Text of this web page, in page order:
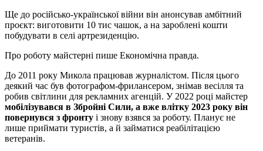
Ще до російсько-української війни він анонсував амбітний
проєкт: виготовити 10 тис чашок, а на зароблені кошти
побудувати в селі артрезиденцію.
Про роботу майстерні пише Економічна правда.
До 2011 року Микола працював журналістом. Після цього
деякий час був фотографом-фрилансером, знімав весілля та
робив світлини для рекламних агенцій. У 2022 році майстер
мобілізувався в Збройні Сили, а вже влітку 2023 року він
повернувся з фронту і знову взявся за роботу. Планує не
лише приймати туристів, а й займатися реабілітацією
ветеранів.